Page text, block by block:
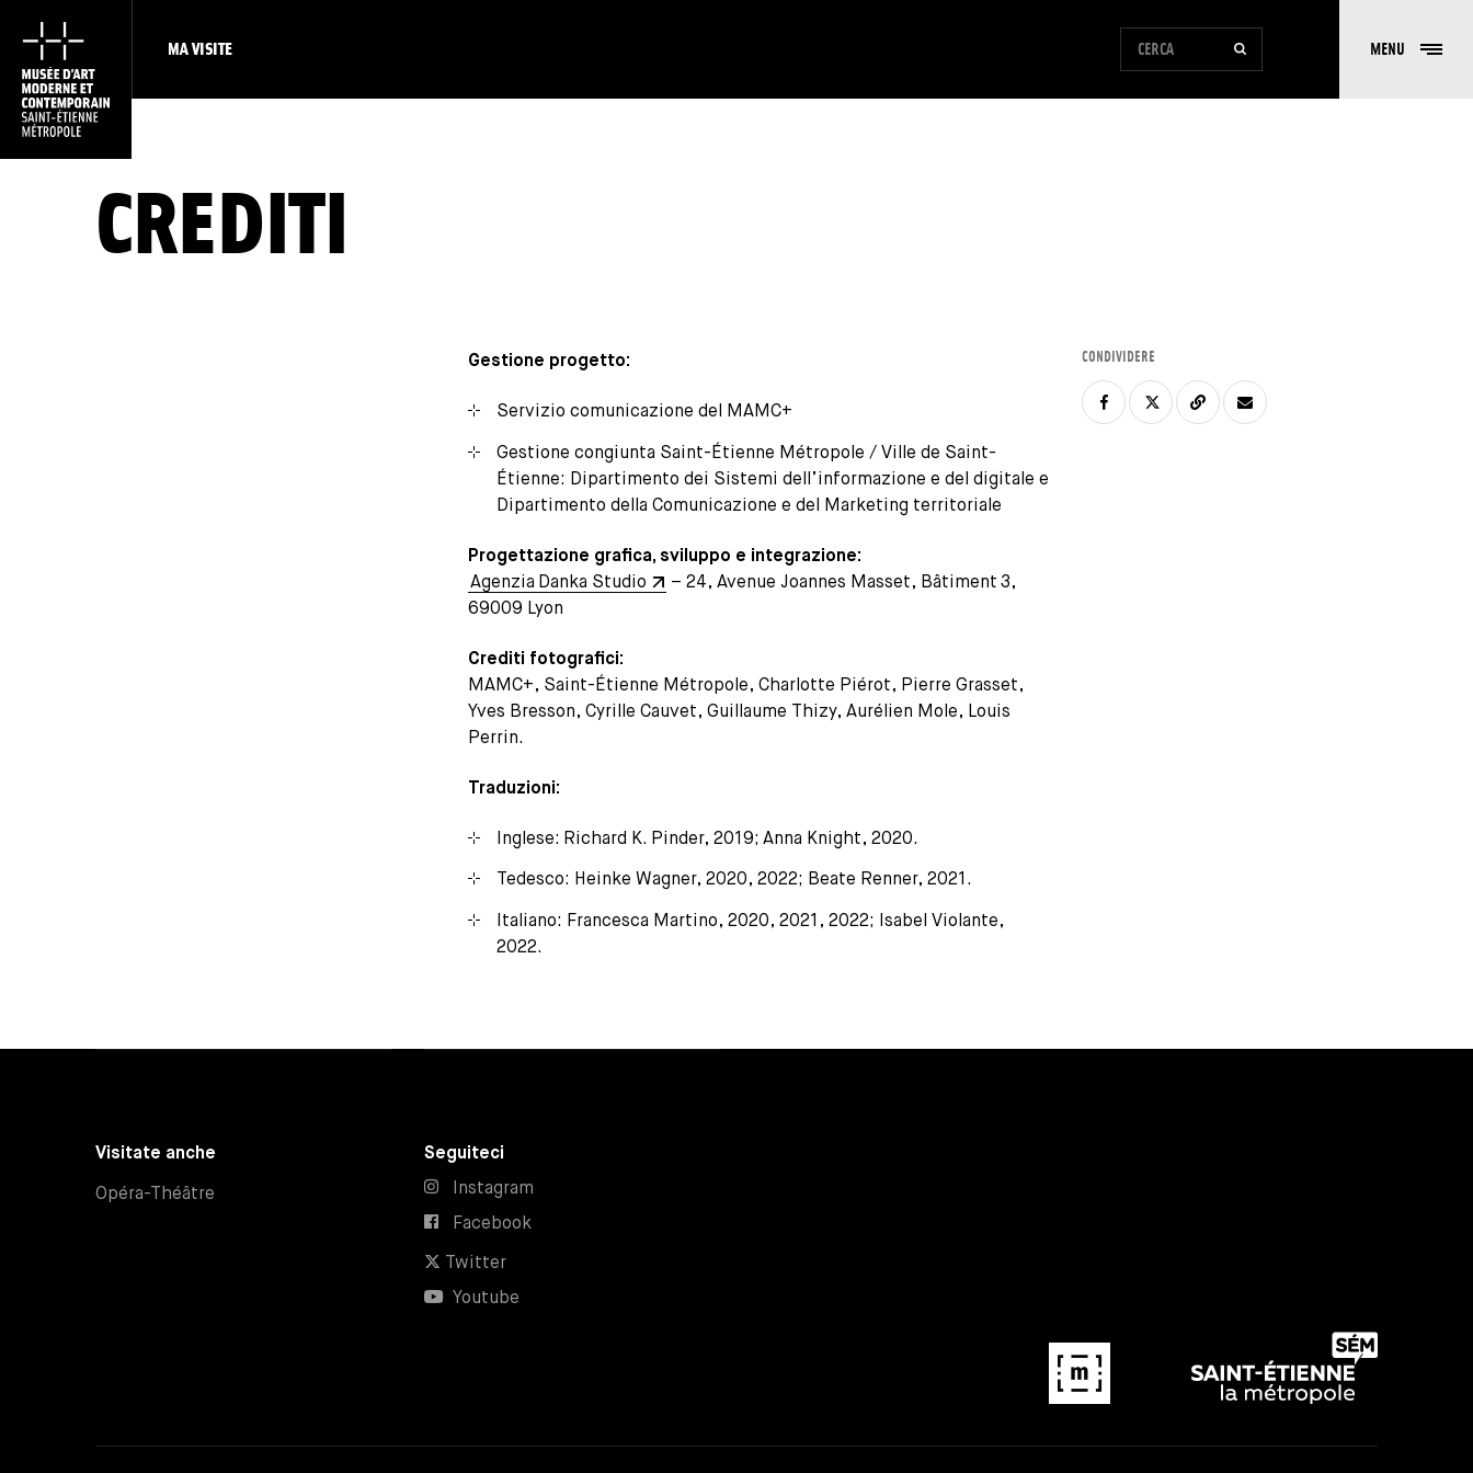
MA VISITE MODULO DI RICERCA DEL SITO MENU
CREDITI
Gestione progetto:
Servizio comunicazione del MAMC+
Gestione congiunta Saint-Étienne Métropole / Ville de Saint-
Étienne: Dipartimento dei Sistemi dell’informazione e del digitale e
Dipartimento della Comunicazione e del Marketing territoriale
Progettazione grafica, sviluppo e integrazione:
Agenzia Danka Studio
– 24, Avenue Joannes Masset, Bâtiment 3,
69009 Lyon
Crediti fotografici:
MAMC+, Saint-Étienne Métropole, Charlotte Piérot, Pierre Grasset,
Yves Bresson, Cyrille Cauvet, Guillaume Thizy, Aurélien Mole, Louis
Perrin.
Traduzioni:
Inglese: Richard K. Pinder, 2019; Anna Knight, 2020.
Tedesco: Heinke Wagner, 2020, 2022; Beate Renner, 2021.
Italiano: Francesca Martino, 2020, 2021, 2022; Isabel Violante,
2022.
CONDIVIDERE
Visitate anche
Opéra-Théâtre
Seguiteci
Instagram
Facebook
TwitterNuova finestra
Youtube